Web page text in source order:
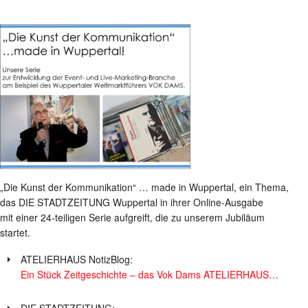
„Die Kunst der Kommunikation“ … made in Wuppertal, ein Thema,
das DIE STADTZEITUNG Wuppertal in ihrer Online-Ausgabe
mit einer 24-teiligen Serie aufgreift, die zu unserem Jubiläum
startet.
ATELIERHAUS NotizBlog:
Ein Stück Zeitgeschichte – das Vok Dams ATELIERHAUS…